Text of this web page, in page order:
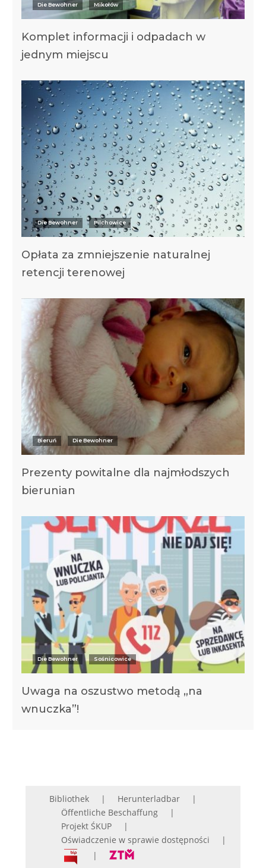
Die Bewohner Mikołów
Komplet informacji i odpadach w
jednym miejscu
Die Bewohner Pilchowice
Opłata za zmniejszenie naturalnej
retencji terenowej
Bieruń Die Bewohner
Prezenty powitalne dla najmłodszych
bierunian
Die Bewohner Sośnicowice
Uwaga na oszustwo metodą „na
wnuczka”!
Bibliothek
Herunterladbar
Öffentliche Beschaffung
Projekt ŚKUP
Oświadczenie w sprawie dostępności